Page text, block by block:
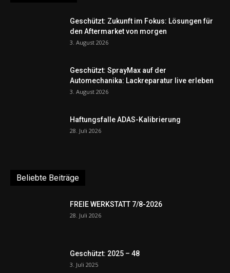
Geschützt: Zukunft im Fokus: Lösungen für
den Aftermarket von morgen
3. August 2026
Geschützt: SprayMax auf der
Automechanika: Lackreparatur live erleben
3. August 2026
Haftungsfalle ADAS-Kalibrierung
28. Juli 2026
Beliebte Beiträge
FREIE WERKSTATT 7/8-2026
28. Juli 2026
Geschützt: 2025 – 48
3. Juli 2025